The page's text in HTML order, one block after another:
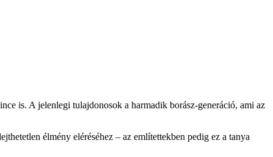
is. A jelenlegi tulajdonosok a harmadik borász-generáció, ami az
élmény eléréséhez – az említettekben pedig ez a tanya